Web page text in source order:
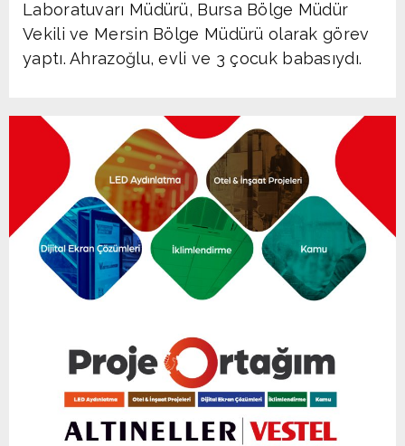
Laboratuvarı Müdürü, Bursa Bölge Müdür
Vekili ve Mersin Bölge Müdürü olarak görev
yaptı. Ahrazoğlu, evli ve 3 çocuk babasıydı.